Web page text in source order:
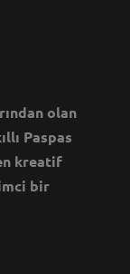
olan
Paspas
kreatif
bir